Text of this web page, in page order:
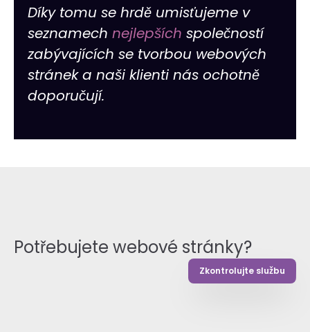
Díky tomu se hrdě umisťujeme v
seznamech nejlepších společností
zabývajících se tvorbou webových
stránek a naši klienti nás ochotně
doporučují.
Potřebujete webové stránky?
Zkontrolujte službu